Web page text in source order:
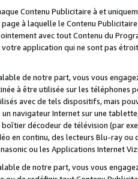
Contenu Publicitaire à et
à laquelle le Contenu
avec tout Contenu du
application qui ne sont pas
de notre part, vous vous
à être utilisée sur les téléphones
avec de tels dispositifs, mais
navigateur Internet sur une
décodeur de télévision (par
en continu, des lecteurs Blu-ray
ou les Applications Internet
de notre part, vous vous